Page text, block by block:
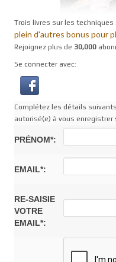
Trois livres sur les techniques
plein d'autres bonus pour
Rejoignez plus de 30,000
Se connecter avec:
Complétez les détails
autorisé(e) à vous
PRÉNOM*:
EMAIL*:
RE-SAISIE
VOTRE
EMAIL*: